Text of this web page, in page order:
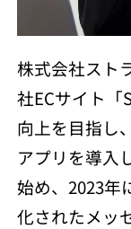
株式会社スト
社ECサイト「
向上を目指し
アプリを導入
始め、2023年
化されたメッ